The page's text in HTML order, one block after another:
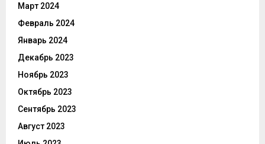
Март 2024
Февраль 2024
Январь 2024
Декабрь 2023
Ноябрь 2023
Октябрь 2023
Сентябрь 2023
Август 2023